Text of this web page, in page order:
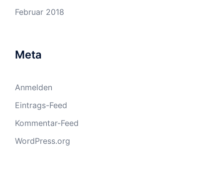
Februar 2018
Meta
Anmelden
Eintrags-Feed
Kommentar-Feed
WordPress.org